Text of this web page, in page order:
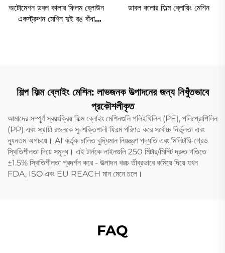
অটোমেশন ডবল কালার ফিলম ব্লোউন
একস্ট্রুশন মেশিন দুই রঙ বাঁধা
ডাবল কালার ফিল্ম ব্লোয়িং মেশিন
শিল্প ফিল্ম ব্লোইং মেশিন: লাভজনক উত্পাদনের জন্য নিখুঁতভাবে
প্রকৌশলীকৃত
আমাদের সম্পূর্ণ স্বয়ংক্রিয় ফিল্ম ব্লোইং মেশিনগুলি পলিইথিলিন (PE), পলিপ্রোপিলিন
(PP) এবং স্থায়ী রজনকে সু-শক্তিশালী ফিল্মে পরিণত করে সর্বোচ্চ নির্ভুলতা এবং
ন্যূনতম অপচয়ে। AI কর্তৃক চালিত বুদ্ধিমান নিয়ন্ত্রণ পদ্ধতি এবং মিলিটারি-গ্রেড
স্থিতিশীলতা দিয়ে সমৃদ্ধ। এই টার্নকে লাইনগুলি 250 মিটার/মিনিট দ্রুত গতিতে
±1.5% স্থিতিশীলতা প্রদর্শন করে - উত্পাদন খরচ তীব্রভাবে কমিয়ে দিয়ে যখন
FDA, ISO এবং EU REACH মান মেনে চলে।
FAQ